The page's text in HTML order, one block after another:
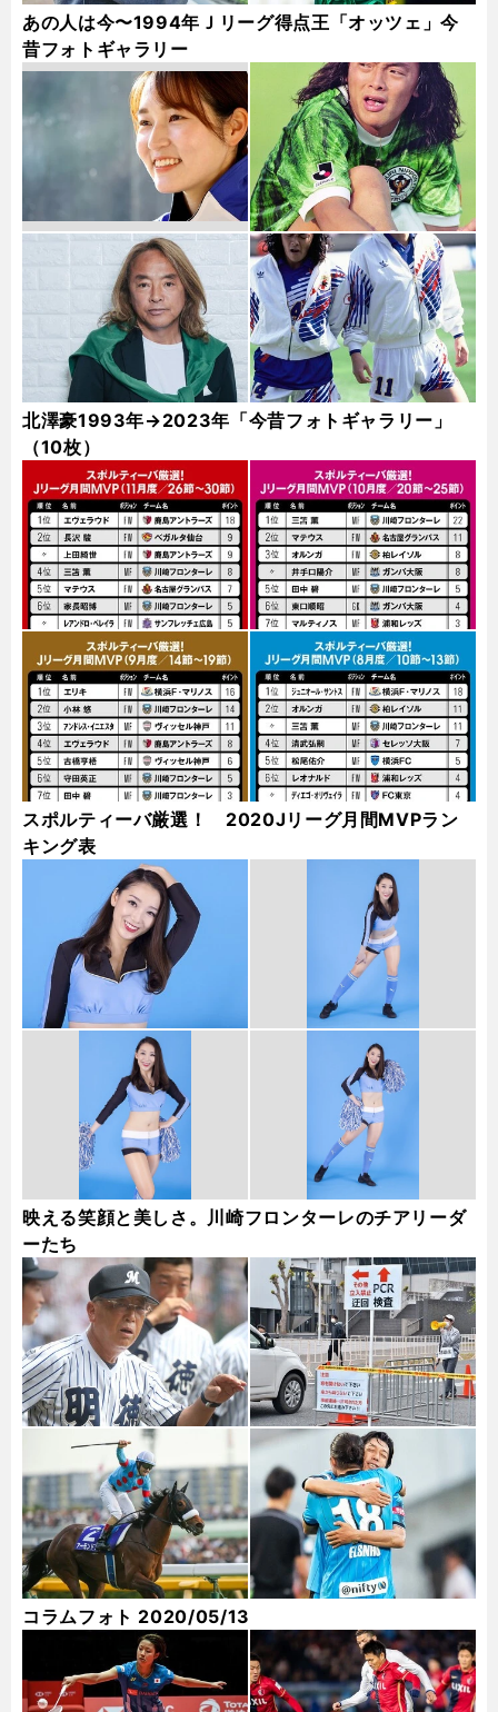
あの人は今〜1994年Ｊリーグ得点王「オッツェ」今
昔フォトギャラリー
北澤豪1993年→2023年「今昔フォトギャラリー」
（10枚）
スポルティーバ厳選！ 2020Jリーグ月間MVPラン
キング表
映える笑顔と美しさ。川崎フロンターレのチアリーダ
ーたち
コラムフォト 2020/05/13